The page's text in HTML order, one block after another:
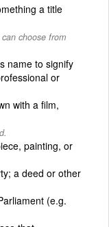
a title
choose from
name to signify
or
with a film,
painting, or
a deed or other
(e.g.